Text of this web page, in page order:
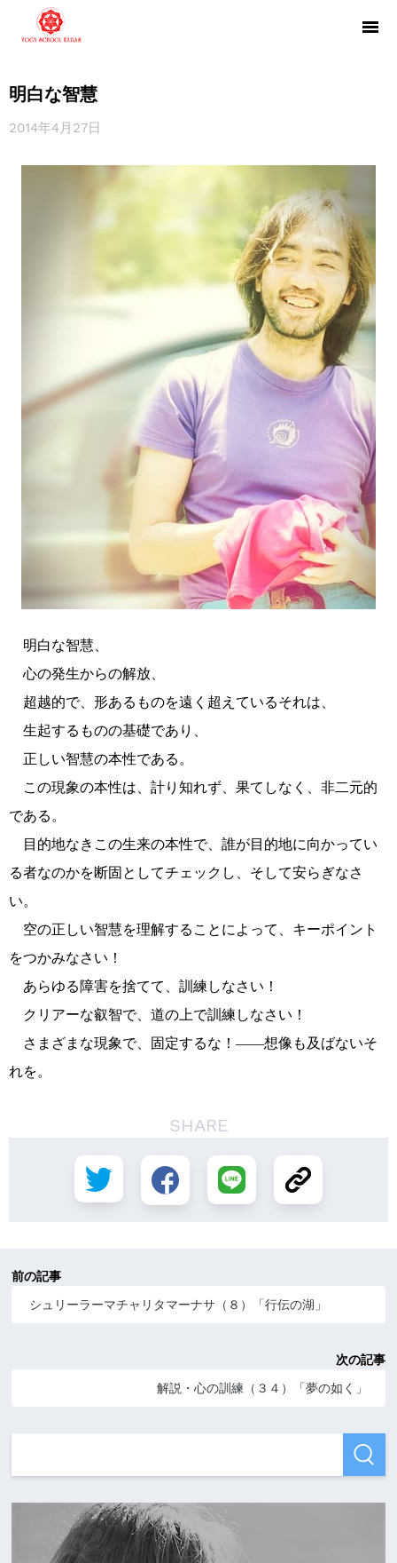
明白な智慧
2014年4月27日
明白な智慧、
心の発生からの解放、
超越的で、形あるものを遠く超えているそれは、
生起するものの基礎であり、
正しい智慧の本性である。
この現象の本性は、計り知れず、果てしなく、非二元的
である。
目的地なきこの生来の本性で、誰が目的地に向かってい
る者なのかを断固としてチェックし、そして安らぎなさ
い。
空の正しい智慧を理解することによって、キーポイント
をつかみなさい！
あらゆる障害を捨てて、訓練しなさい！
クリアーな叡智で、道の上で訓練しなさい！
さまざまな現象で、固定するな！――想像も及ばないそ
れを。
SHARE
前の記事
シュリーラーマチャリタマーナサ（８）「行伝の湖」
次の記事
解説・心の訓練（３４）「夢の如く」